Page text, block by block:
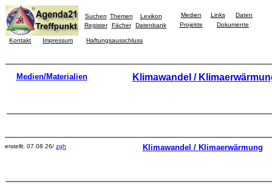
Suchen Themen
Lexikon
Register
Fächer Datenbank
Medien Links
Daten
Projekte
Dokumente
Kontakt Impressum Haftungsausschluss
Medien/Materialien Klimawandel /
erstellt: 07.08.26/ zgh Klimawandel / Klimaerwärmung